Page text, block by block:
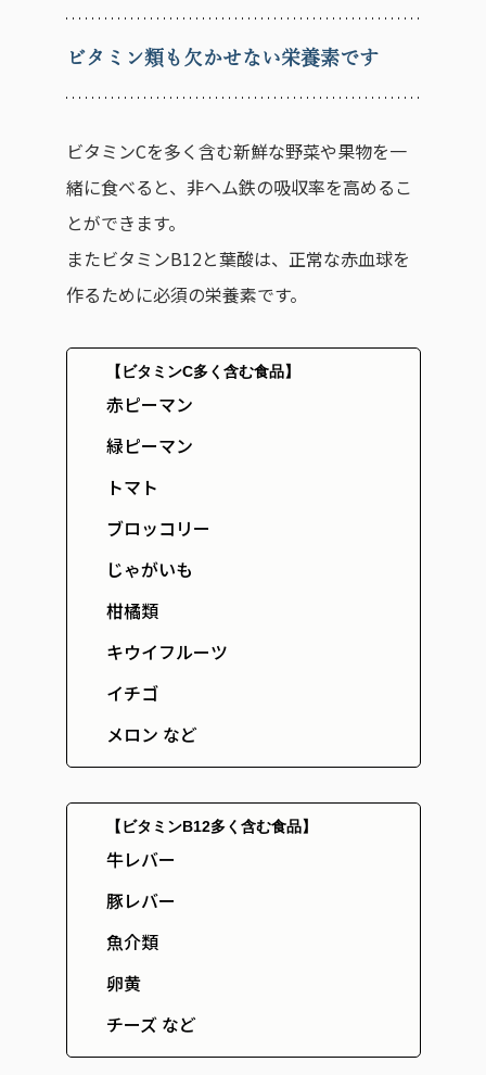
ビタミン類も欠かせない栄養素です
ビタミンCを多く含む新鮮な野菜や果物を一
緒に食べると、非ヘム鉄の吸収率を高めるこ
とができます。
またビタミンB12と葉酸は、正常な赤血球を
作るために必須の栄養素です。
【ビタミンC多く含む食品】
赤ピーマン
緑ピーマン
トマト
ブロッコリー
じゃがいも
柑橘類
キウイフルーツ
イチゴ
メロン など
【ビタミンB12多く含む食品】
牛レバー
豚レバー
魚介類
卵黄
チーズ など